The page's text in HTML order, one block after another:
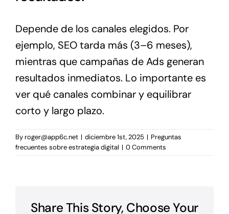
Depende de los canales elegidos. Por
ejemplo, SEO tarda más (3–6 meses),
mientras que campañas de Ads generan
resultados inmediatos. Lo importante es
ver qué canales combinar y equilibrar
corto y largo plazo.
Byroger@app6c.net | diciembre 1st, 2025 | Preguntas
frecuentes sobre estrategia digital | 0 Comments
Share This Story, Choose Your